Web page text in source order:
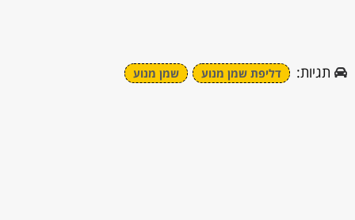
תגיות: דליפת שמן מנוע שמן מנוע